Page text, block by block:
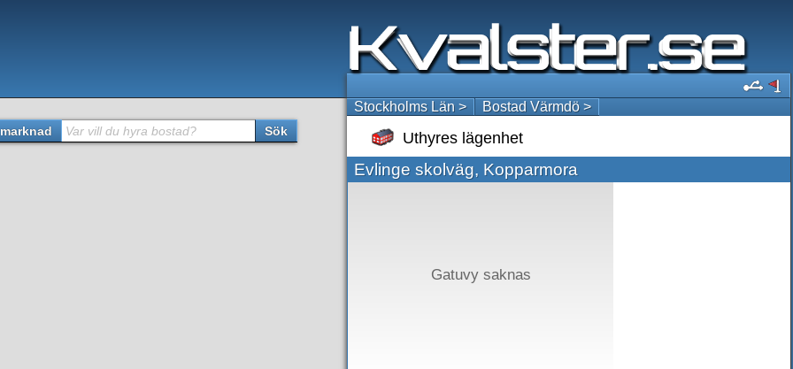
Stockholms Län > Bostad Värmdö >
Uthyres lägenhet
Evlinge skolväg, Kopparmora
Gatuvy saknas
Var vill du hyra bostad? Sök